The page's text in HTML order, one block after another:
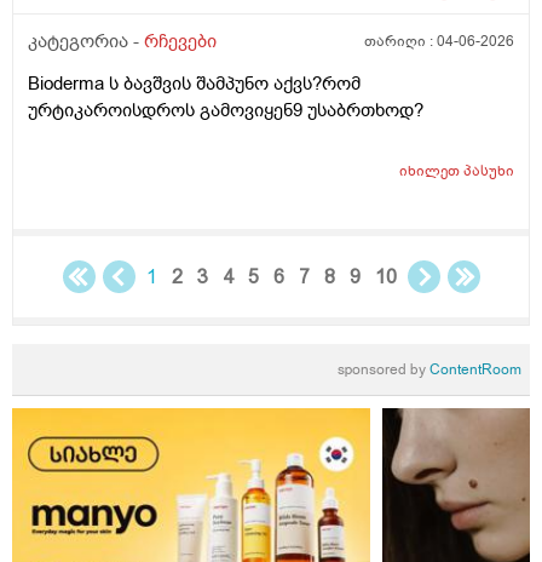
ტამზე არვარ ასე.წყლოთაც კი ჩიმი წვაც მაქ აქა ოქ
სახეზე წამოერად.ბუნჩენსაც ბავშობიდან ვხმარობ
კატეგორია - რჩევები თარიღი :04-06-2026
Bioderma ს ბავშვის შამპუნო აქვს?რომ
ურტიკაროისდროს გამოვიყენ9 უსაბრთხოდ?
იხილეთპასუხი
1 2 3 4 5 6 7 8 9 10
sponsored byContentRoom